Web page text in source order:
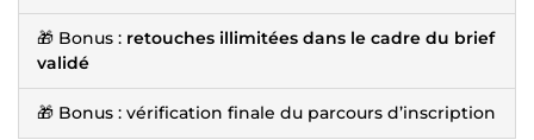
🎁 Bonus : retouches illimitées dans le cadre du brief
validé
🎁 Bonus : vérification finale du parcours d’inscription